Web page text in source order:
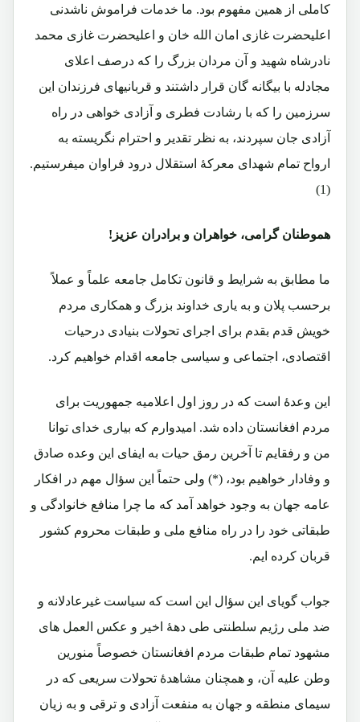
کاملی از همین مفهوم بود. ما خدمات فراموش ناشدنی
اعلیحضرت غازی امان الله خان و اعلیحضرت غازی محمد
نادرشاه شهید و آن مردان بزرگ را که درصف اعلای
مجادله با بیگانه گان قرار داشتند و قربانیهای فرزندان این
سرزمین را که با رشادت فطری و آزادی خواهی در راه
آزادی جان سپردند، به نظر تقدیر و احترام نگریسته به
ارواح تمام شهدای معرکۀ استقلال درود فراوان میفرستیم.
(1)
هموطنان گرامی، خواهران و برادران عزیز!
ما مطابق به شرایط و قانون تکامل جامعه علماً و عملاً
برحسب پلان و به یاری خداوند بزرگ و همکاری مردم
خویش قدم بقدم برای اجرای تحولات بنیادی درحیات
اقتصادی، اجتماعی و سیاسی جامعه اقدام خواهیم کرد.
این وعدۀ است که در روز اول اعلامیه جمهوریت برای
مردم افغانستان داده شد. امیدوارم که بیاری خدای توانا
من و رفقایم تا آخرین رمق حیات به ایفای این وعده صادق
و وفادار خواهیم بود، (*) ولی حتماً این سؤال مهم در افکار
عامه جهان به وجود خواهد آمد که ما چرا منافع خانوادگی و
طبقاتی خود را در راه منافع ملی و طبقات محروم کشور
قربان کرده ایم.
جواب گویای این سؤال این است که سیاست غیرعادلانه و
ضد ملی رژیم سلطنتی طی دهۀ اخیر و عکس العمل های
مشهود تمام طبقات مردم افغانستان خصوصاً منورین
وطن علیه آن، و همچنان مشاهدۀ تحولات سریعی که در
سیمای منطقه و جهان به منفعت آزادی و ترقی و به زیان